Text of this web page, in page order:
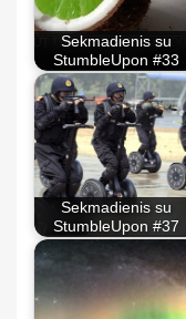
Sekmadienis su
StumbleUpon #33
Sekmadienis su
StumbleUpon #37